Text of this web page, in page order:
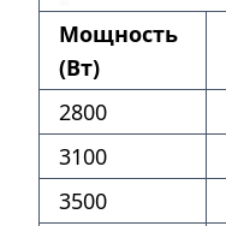
Мощность
(Вт)
2800
3100
3500